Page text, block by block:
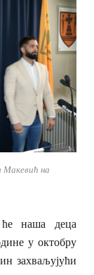
на
наша деца
у октобру
захваљујући